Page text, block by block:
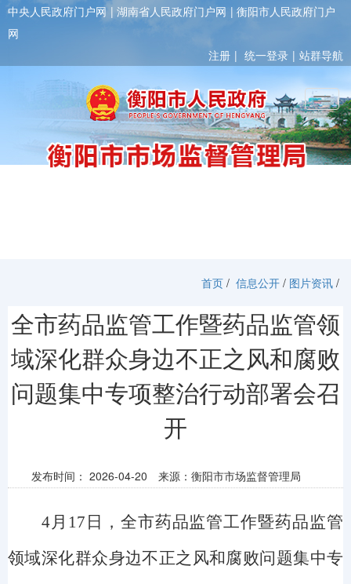
中央人民政府门户网 湖南省人民政府门户网
衡阳市人民政府门户
网
注册
统一登录 站群导航
首页 / 信息公开 / 图片资讯 /
全市药品监管工作暨药品监管领
域深化群众身边不正之风和腐败
问题集中专项整治行动部署会召
开
发布时间： 2026-04-20 来源：衡阳市市场监督管理局
4月 17日， 全市药品监管工作暨药品监管
领域深化群众身边不正之风和腐败问题集中专